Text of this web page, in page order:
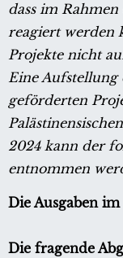
dass im
reagiert werden
Projekte nicht
Eine Aufstellung
geförderten
2024 kann der
entnommen
Die Ausgaben
Die fragende